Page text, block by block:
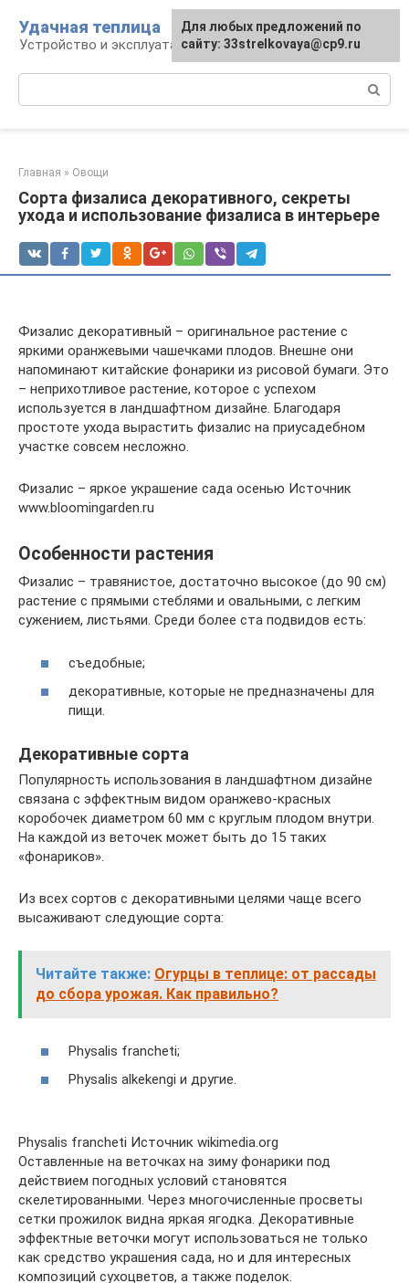
контенту
Удачная теплица
Устройство и эксплуатация теплиц
Главная » Овощи
Сорта физалиса декоративного, секреты
ухода и использование физалиса в интерьере
Физалис декоративный – оригинальное растение с
яркими оранжевыми чашечками плодов. Внешне они
напоминают китайские фонарики из рисовой бумаги. Это
– неприхотливое растение, которое с успехом
используется в ландшафтном дизайне. Благодаря
простоте ухода вырастить физалис на приусадебном
участке совсем несложно.
Физалис – яркое украшение сада осенью Источник
www.bloomingarden.ru
Особенности растения
Физалис – травянистое, достаточно высокое (до 90 см)
растение с прямыми стеблями и овальными, с легким
сужением, листьями. Среди более ста подвидов есть:
съедобные;
декоративные, которые не предназначены для
пищи.
Декоративные сорта
Популярность использования в ландшафтном дизайне
связана с эффектным видом оранжево-красных
коробочек диаметром 60 мм с круглым плодом внутри.
На каждой из веточек может быть до 15 таких
«фонариков».
Из всех сортов с декоративными целями чаще всего
высаживают следующие сорта:
Читайте также: Огурцы в теплице: от рассады
до сбора урожая. Как правильно?
Physalis francheti;
Physalis alkekengi и другие.
Physalis francheti Источник wikimedia.org
Оставленные на веточках на зиму фонарики под
действием погодных условий становятся
скелетированными. Через многочисленные просветы
сетки прожилок видна яркая ягодка. Декоративные
эффектные веточки могут использоваться не только
как средство украшения сада, но и для интересных
композиций сухоцветов, а также поделок.
Для любых предложений по
сайту: 33strelkovaya@cp9.ru